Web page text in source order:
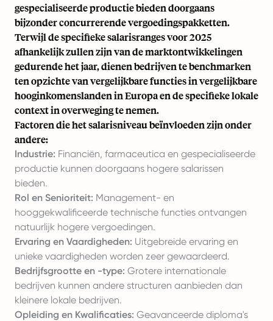
gespecialiseerde productie bieden doorgaans
bijzonder concurrerende vergoedingspakketten.
Terwijl de specifieke salarisranges voor 2025
afhankelijk zullen zijn van de marktontwikkelingen
gedurende het jaar, dienen bedrijven te benchmarken
ten opzichte van vergelijkbare functies in vergelijkbare
hooginkomenslanden in Europa en de specifieke lokale
context in overweging te nemen.
Factoren die het salarisniveau beïnvloeden zijn onder
andere:
Industrie: Financiën, farmaceutica en gespecialiseerde
productie kunnen doorgaans hogere salarissen
bieden.
Rol en Senioriteit: Management- en
hooggekwalificeerde technische functies ontvangen
natuurlijk hogere vergoedingen.
Ervaring en Vaardigheden: Uitgebreide ervaring en
unieke vaardigheden worden zeer gewaardeerd.
Bedrijfsgrootte en -type: Grotere internationale
bedrijven kunnen andere structuren aanbieden dan
kleinere lokale bedrijven.
Opleiding en Kwalificaties: Geavanceerde diploma's